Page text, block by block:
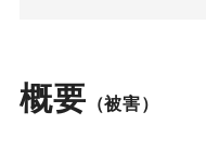
概要 （被害）